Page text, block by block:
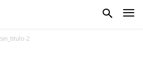
sin_titulo-2